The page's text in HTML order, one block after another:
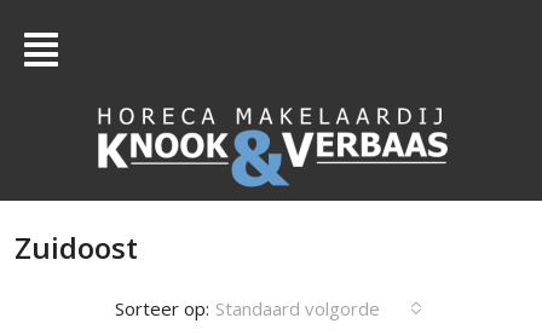
Zuidoost
Sorteer op: Standaard volgorde